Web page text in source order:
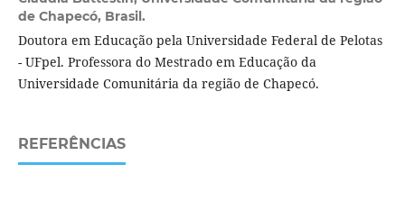
de Chapecó, Brasil.
Doutora em Educação pela Universidade Federal de Pelotas
- UFpel. Professora do Mestrado em Educação da
Universidade Comunitária da região de Chapecó.
REFERÊNCIAS